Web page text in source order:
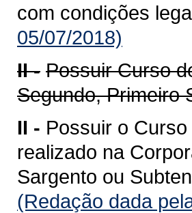
com condições
05/07/2018)
II - Possuir Curso
Segundo, Primeiro
II - Possuir o
realizado na
Sargento ou
(Redação dada